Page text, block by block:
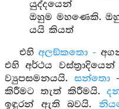
යුද්දයෙන්
ඔහුම මහණෙකි.
යයි කියත්
එහිඅලඞ්කතො -
එහි අර්ථය
ව්‍යුපසමනයයි. සන්තො
කිරීමට තැත් කිරීමයි.
ඉඳුරන් ඇති බවයි.